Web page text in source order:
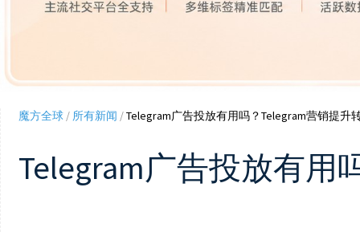
魔方全球/ 所有新闻 /Telegram广告投放有用吗？Telegram营销提升
Telegram广告投放有用